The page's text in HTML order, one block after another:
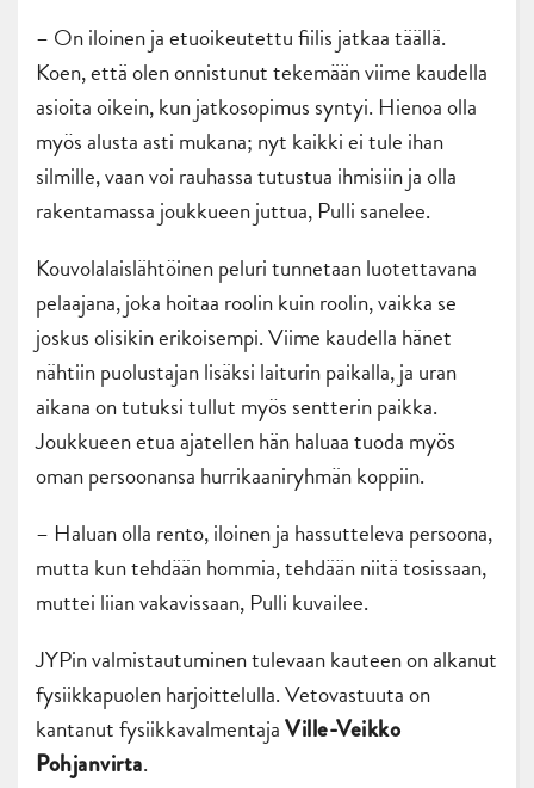
– On iloinen ja etuoikeutettu fiilis jatkaa täällä.
Koen, että olen onnistunut tekemään viime kaudella
asioita oikein, kun jatkosopimus syntyi. Hienoa olla
myös alusta asti mukana; nyt kaikki ei tule ihan
silmille, vaan voi rauhassa tutustua ihmisiin ja olla
rakentamassa joukkueen juttua, Pulli sanelee.
Kouvolalaislähtöinen peluri tunnetaan luotettavana
pelaajana, joka hoitaa roolin kuin roolin, vaikka se
joskus olisikin erikoisempi. Viime kaudella hänet
nähtiin puolustajan lisäksi laiturin paikalla, ja uran
aikana on tutuksi tullut myös sentterin paikka.
Joukkueen etua ajatellen hän haluaa tuoda myös
oman persoonansa hurrikaaniryhmän koppiin.
– Haluan olla rento, iloinen ja hassutteleva persoona,
mutta kun tehdään hommia, tehdään niitä tosissaan,
muttei liian vakavissaan, Pulli kuvailee.
JYPin valmistautuminen tulevaan kauteen on alkanut
fysiikkapuolen harjoittelulla. Vetovastuuta on
kantanut fysiikkavalmentajaVille-Veikko
Pohjanvirta.